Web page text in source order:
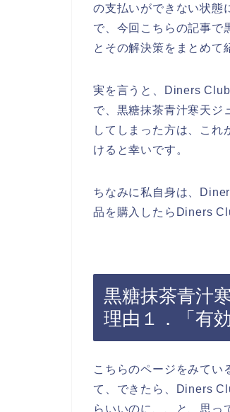
の支払いができない状態
で、今回こちらの記事で
とその解決策をまとめて
実を言うと、Diners
で、黒糖抹茶青汁寒天ジ
してしまった方は、こ
けると幸いです。
ちなみに私自身は、
品を購入したらDiners
黒糖抹茶青汁
理由１．「有
こちらのページをみてい
て、できたら、Diners
らいいのに、、と、思っ